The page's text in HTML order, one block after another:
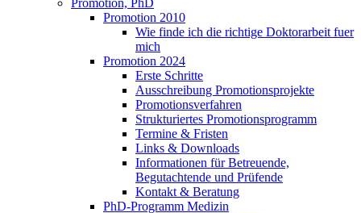
Promotion, PhD
Promotion 2010
Wie finde ich die richtige Doktorarbeit fuer
mich
Promotion 2024
Erste Schritte
Ausschreibung Promotionsprojekte
Promotionsverfahren
Strukturiertes Promotionsprogramm
Termine & Fristen
Links & Downloads
Informationen für Betreuende,
Begutachtende und Prüfende
Kontakt & Beratung
PhD-Programm Medizin